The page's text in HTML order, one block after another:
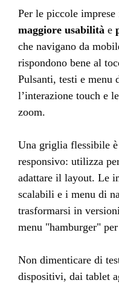
Per le piccole
maggiore usabilità e
che navigano da
rispondono bene al
Pulsanti, testi e menu
l’interazione touch e
zoom.
Una griglia flessibile
responsivo: utilizza
adattare il layout. Le
scalabili e i menu di
trasformarsi in
menu "hamburger"
Non dimenticare di
dispositivi, dai tablet